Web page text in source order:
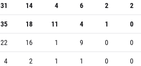
31 14 4 6 2
2
35 18 11 4 1
0
22 16 1 9 0
0
4 2 1 1 0
0